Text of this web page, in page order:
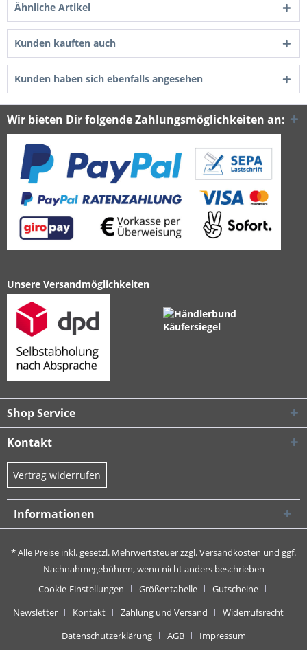
Ähnliche Artikel
Kunden kauften auch
Kunden haben sich ebenfalls angesehen
Wir bieten Dir folgende Zahlungsmöglichkeiten an:
Unsere Versandmöglichkeiten
Shop Service
Kontakt
Vertrag widerrufen
Informationen
* Alle Preise inkl. gesetzl. Mehrwertsteuer zzgl.Versandkosten und ggf.
Nachnahmegebühren, wenn nicht anders beschrieben
Cookie-Einstellungen
Größentabelle
Gutscheine
Newsletter
Kontakt Zahlung und Versand
Widerrufsrecht
Datenschutzerklärung
AGB
Impressum